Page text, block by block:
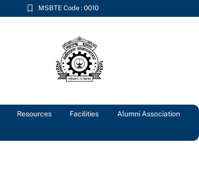
MSBTE Code : 0010
Resources Facilities Alumni Association